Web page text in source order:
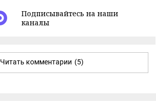
Подписывайтесь на наши
каналы
Читать комментарии (5)